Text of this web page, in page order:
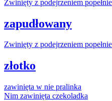
Zwinięty z podejrzeniem
zapudłowany
Zwinięty z podejrzeniem
złotko
zawinięta w nie pralinka
Nim zawinięta czekoladka